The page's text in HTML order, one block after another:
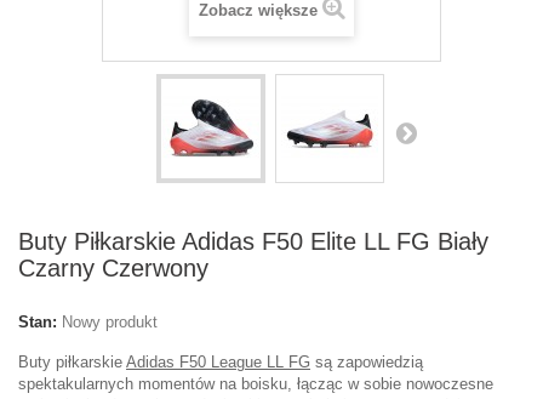
Zobacz większe
Buty Piłkarskie Adidas F50 Elite LL FG Biały
Czarny Czerwony
Stan: Nowy produkt
Buty piłkarskie Adidas F50 League LL FG są zapowiedzią
spektakularnych momentów na boisku, łącząc w sobie nowoczesne